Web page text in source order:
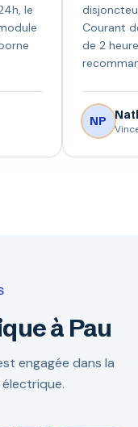
le
Courant
de 2
NP
à Pau
engagée dans la